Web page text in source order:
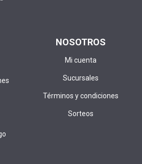
NOSOTROS
Mi cuenta
Sucursales
Términos y condiciones
Sorteos